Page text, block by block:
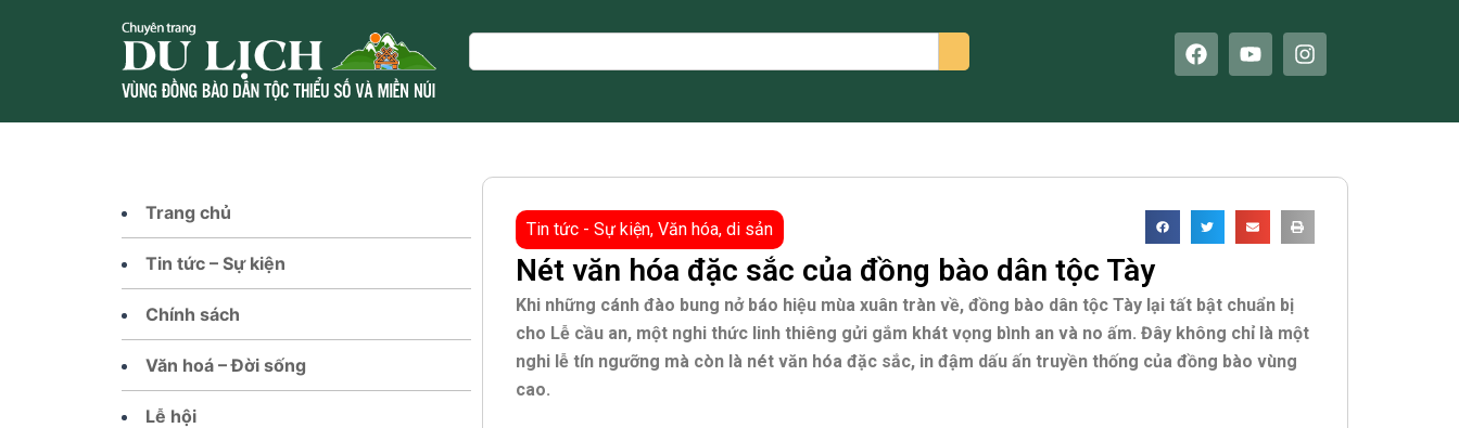
Search
F
a
b
o
Y
o
u
e
I
n
a
r
m
Trang chủ
Tin tức – Sự kiện
Chính sách
Văn hoá – Đời sống
Lễ hội
Tin tức - Sự kiện, Văn hóa, di sản
Nét văn hóa đặc sắc của đồng bào dân tộc Tày
Khi những cánh đào bung nở báo hiệu mùa xuân tràn về, đồng bào dân tộc Tày lại tất bật chuẩn bị
cho Lễ cầu an, một nghi thức linh thiêng gửi gắm khát vọng bình an và no ấm. Đây không chỉ là một
nghi lễ tín ngưỡng mà còn là nét văn hóa đặc sắc, in đậm dấu ấn truyền thống của đồng bào vùng
cao.